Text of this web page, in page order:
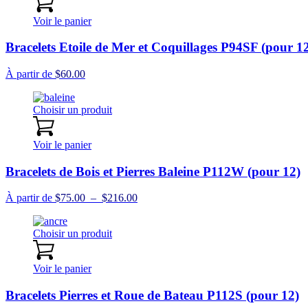
Voir le panier
Bracelets Etoile de Mer et Coquillages P94SF (pour
À partir de $60.00
Choisir un produit
Voir le panier
Bracelets de Bois et Pierres Baleine P112W (pour 12)
À partir de $75.00 – $216.00Plage
Choisir un produit
Voir le panier
Bracelets Pierres et Roue de Bateau P112S (pour 12)